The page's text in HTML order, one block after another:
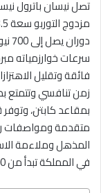
سرعات خوارزمياته
متقدمة ومواصفات
المذهل وملاءمة
في المملكة تبدأ من 466,000 ريال سعودي.